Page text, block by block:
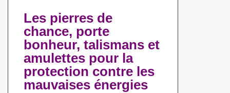
Les pierres de
chance, porte
bonheur, talismans et
amulettes pour la
protection contre les
mauvaises énergies